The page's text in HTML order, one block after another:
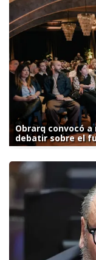
Obrarq convocó
debatir sobre el